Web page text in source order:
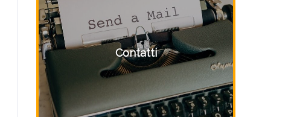
Contatti